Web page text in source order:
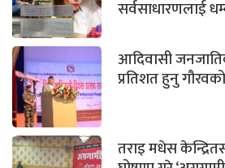
सर्वसाधारणलाई
आदिवासी
प्रतिशत हुनु गौरवको
तराइ मधेस